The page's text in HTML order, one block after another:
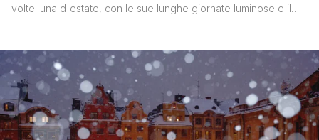
volte: una d'estate, con le sue lunghe giornate luminose e il
grazie ai caratteristici mercatini di Natale. Entrambe le volte mi
ha conquistato per [']